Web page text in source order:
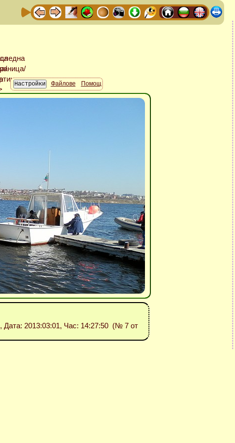
Файлове Помощ
, Дата: 2013:03:01, Час: 14:27:50 (№ 7 от